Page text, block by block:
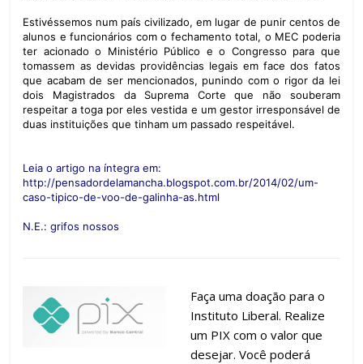
Estivéssemos num país civilizado, em lugar de punir centos de
alunos e funcionários com o fechamento total, o MEC poderia
ter acionado o Ministério Público e o Congresso para que
tomassem as devidas providências legais em face dos fatos
que acabam de ser mencionados, punindo com o rigor da lei
dois Magistrados da Suprema Corte que não souberam
respeitar a toga por eles vestida e um gestor irresponsável de
duas instituições que tinham um passado respeitável.
Leia o artigo na íntegra em:
http://pensadordelamancha.blogspot.com.br/2014/02/um-
caso-tipico-de-voo-de-galinha-as.html
N.E.: grifos nossos
Faça uma doação para o
Instituto Liberal. Realize
um PIX com o valor que
desejar. Você poderá